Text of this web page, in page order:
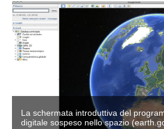
La schermata introduttiva del
digitale sospeso nello spazio